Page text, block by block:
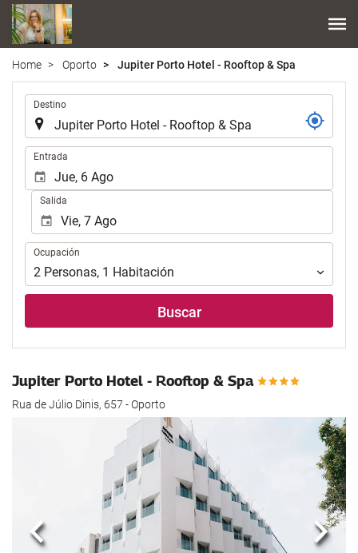
Home Oporto Jupiter Porto Hotel - Rooftop & Spa
Destino
Entrada
Salida
Ocupación
Ocupación
2 Personas, 1 Habitación
Buscar
Jupiter Porto Hotel - Rooftop & Spa
Rua de Júlio Dinis, 657 - Oporto
Anterior